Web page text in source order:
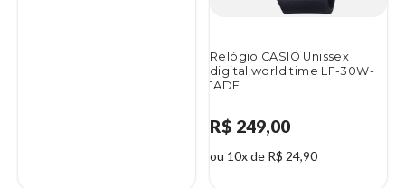
Relógio CASIO Unissex
digital world time LF-30W-
1ADF
R$ 249,00
ou 10x de R$ 24,90